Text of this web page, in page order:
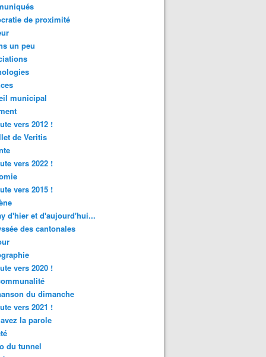
de proximité
un peu
municipal
vers 2012 !
de Veritis
vers 2022 !
vers 2015 !
d'hier et d'aujourd'hui...
des cantonales
vers 2020 !
du dimanche
vers 2021 !
la parole
du tunnel